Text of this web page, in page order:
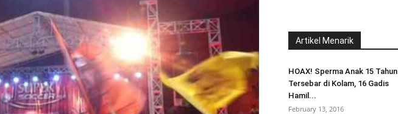
Artikel Menarik
HOAX! Sperma Anak 15 Tahun
Tersebar di Kolam, 16 Gadis
Hamil...
February 13, 2016